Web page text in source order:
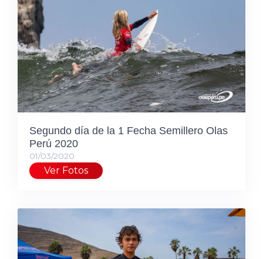
Segundo día de la 1 Fecha Semillero Olas
Perú 2020
01/03/2020
Ver Fotos